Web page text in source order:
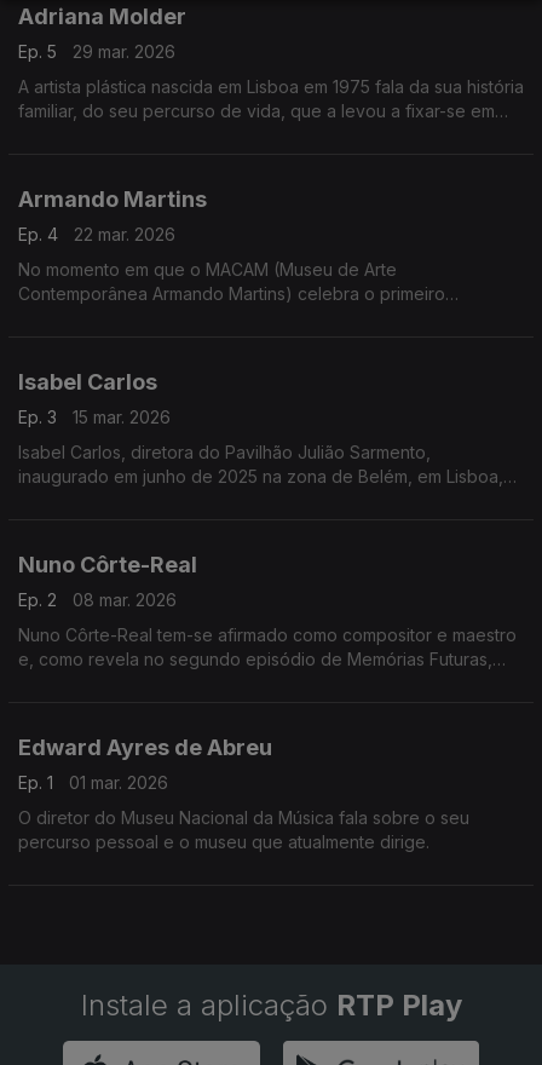
Adriana Molder
Ep. 5
29 mar. 2026
A artista plástica nascida em Lisboa em 1975 fala da sua história
familiar, do seu percurso de vida, que a levou a fixar-se em
Armando Martins
Ep. 4
22 mar. 2026
No momento em que o MACAM (Museu de Arte
Contemporânea Armando Martins) celebra o primeiro
Isabel Carlos
Ep. 3
15 mar. 2026
Isabel Carlos, diretora do Pavilhão Julião Sarmento,
inaugurado em junho de 2025 na zona de Belém, em Lisboa,
Sarmento, que desde junho do ano passado revela, em
Lisboa, a coleção particular e as referências de Julião
Nuno Côrte-Real
Ep. 2
08 mar. 2026
Nuno Côrte-Real tem-se afirmado como compositor e maestro
e, como revela no segundo episódio de Memórias Futuras,
Edward Ayres de Abreu
Ep. 1
01 mar. 2026
O diretor do Museu Nacional da Música fala sobre o seu
percurso pessoal e o museu que atualmente dirige.
Instale a aplicação RTP Play